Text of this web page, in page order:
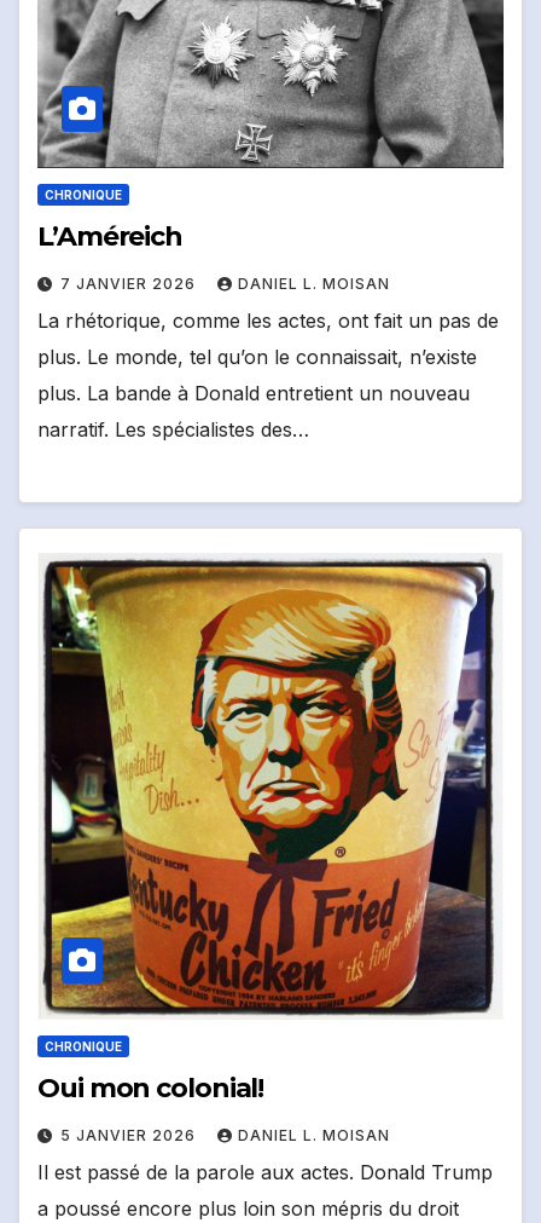
CHRONIQUE
L’Améreich
7 JANVIER 2026 DANIEL L. MOISAN
La rhétorique, comme les actes, ont fait un pas de
plus. Le monde, tel qu’on le connaissait, n’existe
plus. La bande à Donald entretient un nouveau
narratif. Les spécialistes des…
CHRONIQUE
Oui mon colonial!
5 JANVIER 2026 DANIEL L. MOISAN
Il est passé de la parole aux actes. Donald Trump
a poussé encore plus loin son mépris du droit